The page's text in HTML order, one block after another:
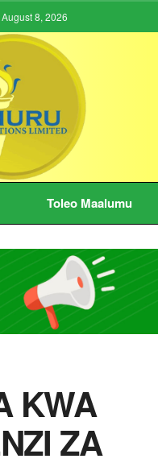
8, 2026
Toleo Maalumu
KWA
ZA